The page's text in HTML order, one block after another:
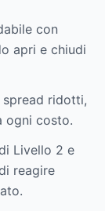
con
apri e chiudi
spread ridotti,
ogni costo.
Livello 2 e
reagire